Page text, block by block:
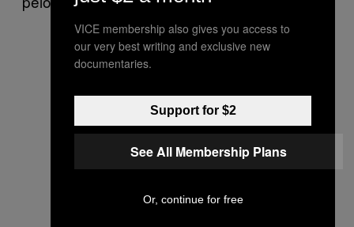
VICE membership also gives you access to
our very best writing and exclusive new
documentaries.
Support for $2
See All Membership Plans
Or, continue for free